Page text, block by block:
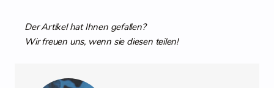
Der Artikel hat Ihnen gefallen?
Wir freuen uns, wenn sie diesen teilen!